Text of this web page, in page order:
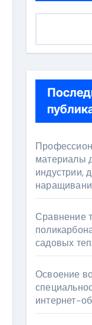
материалы
индустрии,
Сравнение
садовых
Освоение
интернет-